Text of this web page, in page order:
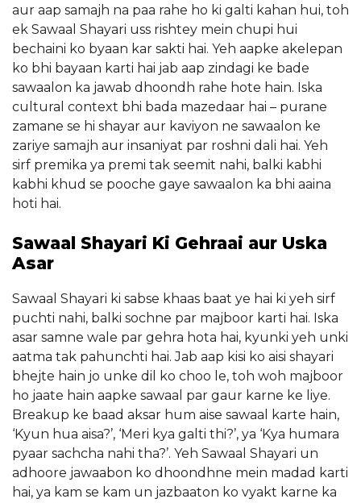
aur aap samajh na paa rahe ho ki galti kahan hui, toh
ek Sawaal Shayari uss rishtey mein chupi hui
bechaini ko byaan kar sakti hai. Yeh aapke akelepan
ko bhi bayaan karti hai jab aap zindagi ke bade
sawaalon ka jawab dhoondh rahe hote hain. Iska
cultural context bhi bada mazedaar hai – purane
zamane se hi shayar aur kaviyon ne sawaalon ke
zariye samajh aur insaniyat par roshni dali hai. Yeh
sirf premika ya premi tak seemit nahi, balki kabhi
kabhi khud se pooche gaye sawaalon ka bhi aaina
hoti hai.
Sawaal Shayari Ki Gehraai aur Uska
Asar
Sawaal Shayari ki sabse khaas baat ye hai ki yeh sirf
puchti nahi, balki sochne par majboor karti hai. Iska
asar samne wale par gehra hota hai, kyunki yeh unki
aatma tak pahunchti hai. Jab aap kisi ko aisi shayari
bhejte hain jo unke dil ko choo le, toh woh majboor
ho jaate hain aapke sawaal par gaur karne ke liye.
Breakup ke baad aksar hum aise sawaal karte hain,
‘Kyun hua aisa?’, ‘Meri kya galti thi?’, ya ‘Kya humara
pyaar sachcha nahi tha?’. Yeh Sawaal Shayari un
adhoore jawaabon ko dhoondhne mein madad karti
hai, ya kam se kam un jazbaaton ko vyakt karne ka